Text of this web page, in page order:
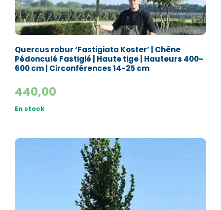
Quercus robur ‘Fastigiata Koster’ | Chêne
Pédonculé Fastigié | Haute tige | Hauteurs 400-
600 cm | Circonférences 14-25 cm
440,00
En stock